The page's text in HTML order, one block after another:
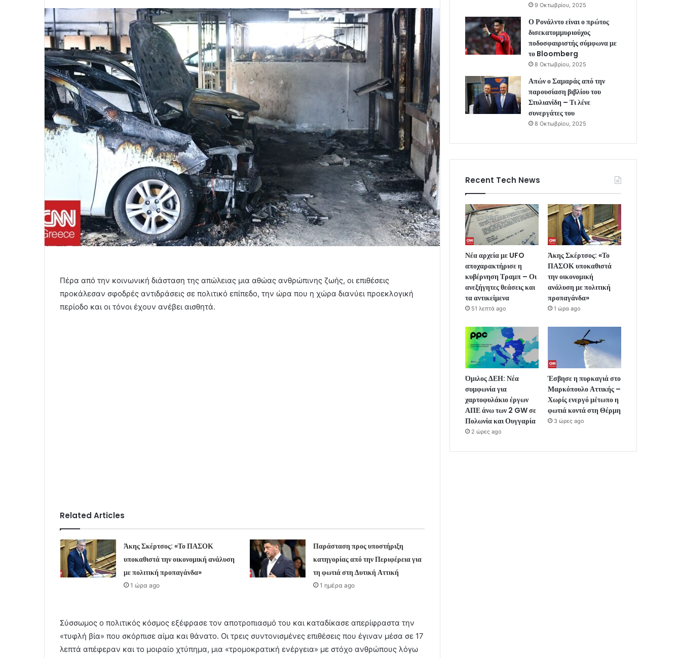
Πέρα από την κοινωνική διάσταση της απώλειας μια αθώας ανθρώπινης ζωής, οι επιθέσεις
προκάλεσαν σφοδρές αντιδράσεις σε πολιτικό επίπεδο, την ώρα που η χώρα διανύει προεκλογική
περίοδο και οι τόνοι έχουν ανέβει αισθητά.
Related Articles
Άκης Σκέρτσος: «Το ΠΑΣΟΚ
υποκαθιστά την οικονομική ανάλυση
με πολιτική προπαγάνδα»
1 ώρα ago
Παράσταση προς υποστήριξη
κατηγορίας από την Περιφέρεια για
τη φωτιά στη Δυτική Αττική
1 ημέρα ago
Σύσσωμος ο πολιτικός κόσμος εξέφρασε τον αποτροπιασμό του και καταδίκασε απερίφραστα την
«τυφλή βία» που σκόρπισε αίμα και θάνατο. Οι τρεις συντονισμένες επιθέσεις που έγιναν μέσα σε 17
λεπτά απέφεραν και το μοιραίο χτύπημα, μια «τρομοκρατική ενέργεια» με στόχο ανθρώπους λόγω
9 Οκτωβρίου, 2025
Ο Ρονάλντο είναι ο πρώτος
δισεκατομμυριούχος
ποδοσφαιριστής σύμφωνα με
το Bloomberg
8 Οκτωβρίου, 2025
Απών ο Σαμαράς από την
παρουσίαση βιβλίου του
Στυλιανίδη – Τι λένε
συνεργάτες του
8 Οκτωβρίου, 2025
Recent Tech News
Νέα αρχεία με UFO
αποχαρακτήρισε η
κυβέρνηση Τραμπ – Οι
ανεξήγητες θεάσεις και
τα αντικείμενα
51 λεπτά ago
Άκης Σκέρτσος: «Το
ΠΑΣΟΚ υποκαθιστά
την οικονομική
ανάλυση με πολιτική
προπαγάνδα»
1 ώρα ago
Όμιλος ΔΕΗ: Νέα
συμφωνία για
χαρτοφυλάκιο έργων
ΑΠΕ άνω των 2 GW σε
Πολωνία και Ουγγαρία
2 ώρες ago
Έσβησε η πυρκαγιά στο
Μαρκόπουλο Αττικής –
Χωρίς ενεργό μέτωπο η
φωτιά κοντά στη Θέρμη
3 ώρες ago